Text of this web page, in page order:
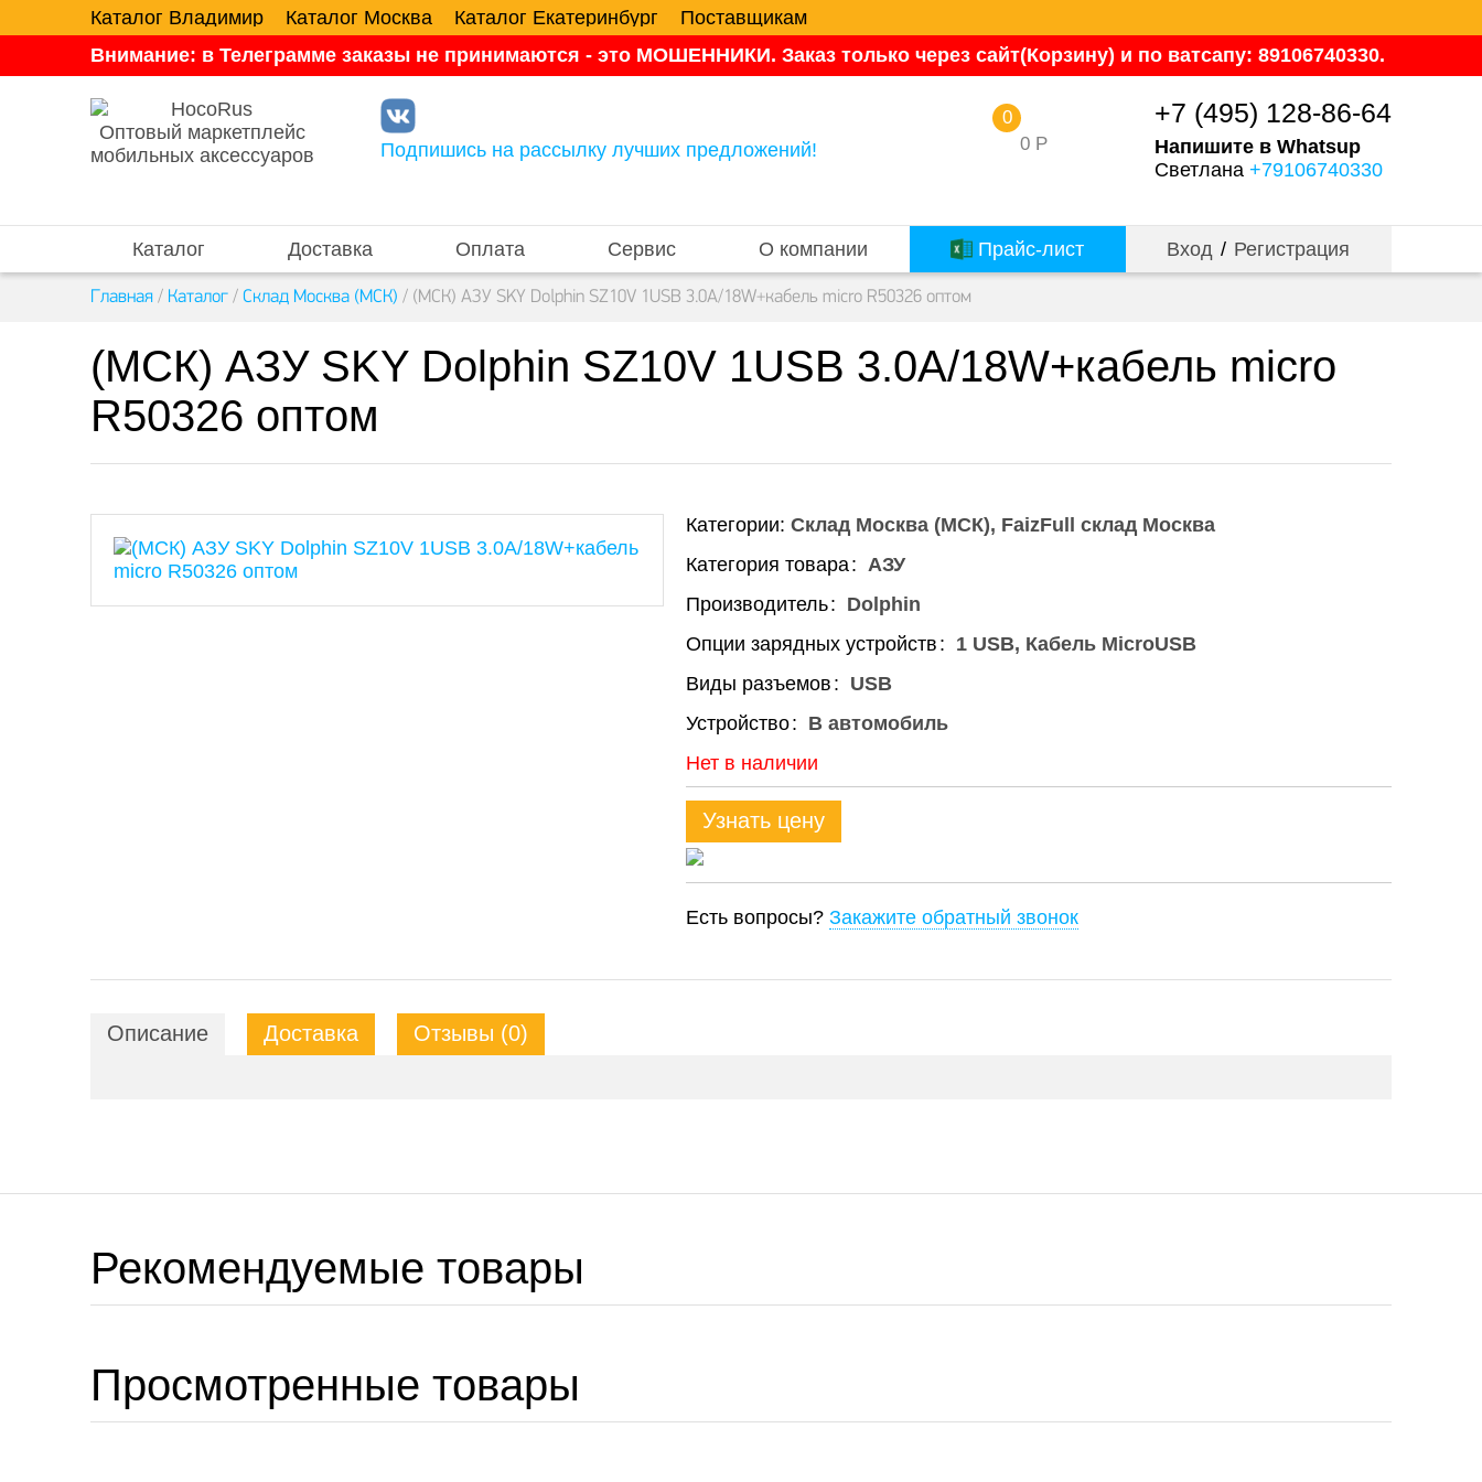
Каталог Владимир Каталог Москва Каталог Екатеринбург
Поставщикам
Внимание: в Телеграмме заказы не принимаются - это МОШЕННИКИ. Заказ только через сайт(Корзину) и по ватсапу: 89106740330.
Оптовый маркетплейс
мобильных аксессуаров
Подпишись на рассылку лучших предложений! 0 Р
0 +7 (495) 128-86-64
Напишите в Whatsup
Светлана +79106740330
Каталог Доставка Оплата Сервис О компании Прайс-лист Вход / Регистрация
Главная / Каталог / Склад Москва (МСК) / (МСК) АЗУ SKY Dolphin SZ10V 1USB 3.0A/18W+кабель micro R50326 оптом
(МСК) АЗУ SKY Dolphin SZ10V 1USB 3.0A/18W+кабель micro
R50326 оптом
Категории: Склад Москва (МСК) FaizFull склад Москва
Категория товара АЗУ
Производитель
Dolphin
Опции зарядных устройств
1 USB, Кабель MicroUSB
Виды разъемов
USB
Устройство
В автомобиль
Нет в наличии
Узнать цену
Есть вопросы? Закажите обратный звонок
Описание Доставка Отзывы (0)
Рекомендуемые товары
Просмотренные товары